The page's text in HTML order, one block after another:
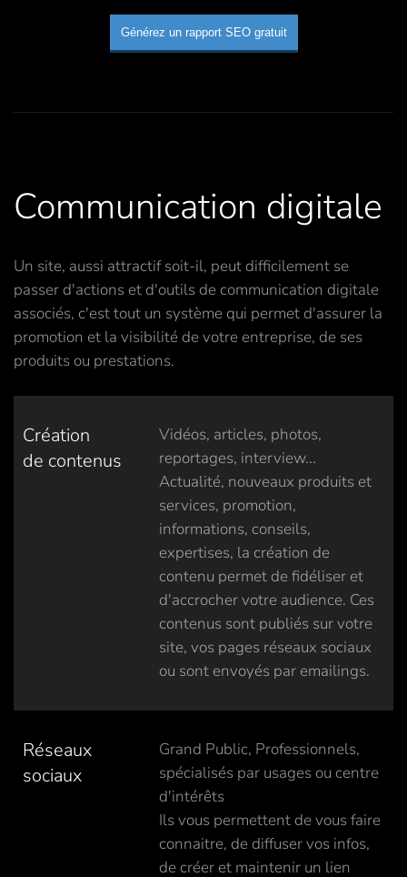
Générez un rapport SEO gratuit
Communication digitale
Un site, aussi attractif soit-il, peut difficilement se
passer d'actions et d'outils de communication digitale
associés, c'est tout un système qui permet d'assurer la
promotion et la visibilité de votre entreprise, de ses
produits ou prestations.
Création
de contenus
Vidéos, articles, photos,
reportages, interview...
Actualité, nouveaux produits et
services, promotion,
informations, conseils,
expertises, la création de
contenu permet de fidéliser et
d'accrocher votre audience. Ces
contenus sont publiés sur votre
site, vos pages réseaux sociaux
ou sont envoyés par emailings.
Réseaux
sociaux
Grand Public, Professionnels,
spécialisés par usages ou centre
d'intérêts
Ils vous permettent de vous faire
connaitre, de diffuser vos infos,
de créer et maintenir un lien